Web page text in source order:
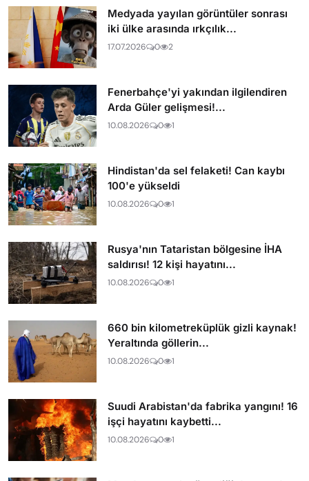
Medyada yayılan görüntüler sonrası
iki ülke arasında ırkçılık...
17.07.2026 0 2
Fenerbahçe'yi yakından ilgilendiren
Arda Güler gelişmesi!...
10.08.2026 0 1
Hindistan'da sel felaketi! Can kaybı
100'e yükseldi
10.08.2026 0 1
Rusya'nın Tataristan bölgesine İHA
saldırısı! 12 kişi hayatını...
10.08.2026 0 1
660 bin kilometreküplük gizli kaynak!
Yeraltında göllerin...
10.08.2026 0 1
Suudi Arabistan'da fabrika yangını! 16
işçi hayatını kaybetti...
10.08.2026 0 1